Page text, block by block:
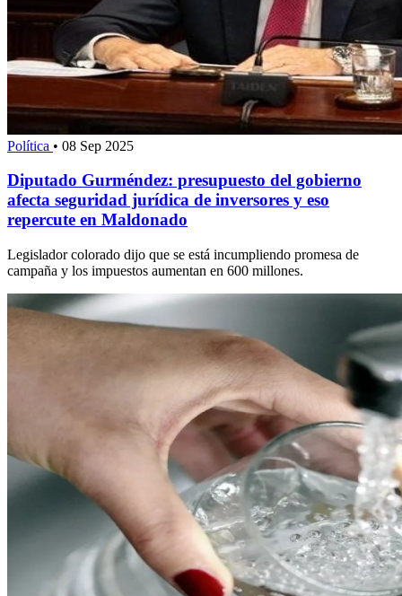
Política • 08 Sep 2025
Diputado Gurméndez: presupuesto del gobierno
afecta seguridad jurídica de inversores y eso
repercute en Maldonado
Legislador colorado dijo que se está incumpliendo promesa de
campaña y los impuestos aumentan en 600 millones.